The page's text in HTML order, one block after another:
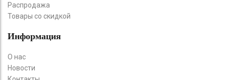
Распродажа
Товары со скидкой
Информация
О нас
Новости